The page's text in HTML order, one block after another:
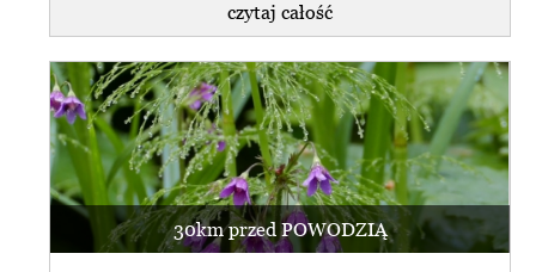
czytaj całość
30km przed POWODZIĄ